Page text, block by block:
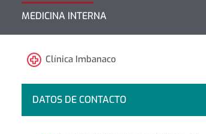
MEDICINA INTERNA
Clínica Imbanaco
DATOS DE CONTACTO